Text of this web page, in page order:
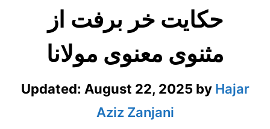
حکایت خر برفت از
مثنوی معنوی مولانا
Updated: August 22, 2025 by Hajar
Aziz Zanjani